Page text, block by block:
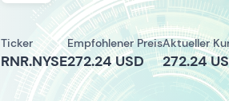
Ticker
RNR.NYSE
Empfohlener Preis
272.24 USD
Aktueller
272.24